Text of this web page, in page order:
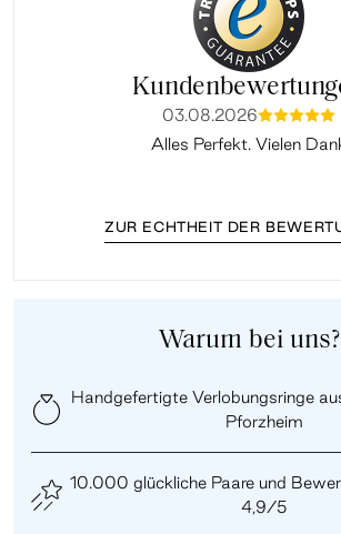
03.08.2026mmmmm
Alles Perfekt. Vielen
ZUR ECHTHEIT DER
Warum bei uns?
Handgefertigte Verlobungsringe
Pforzheim
10.000 glückliche Paare und
4,9/5